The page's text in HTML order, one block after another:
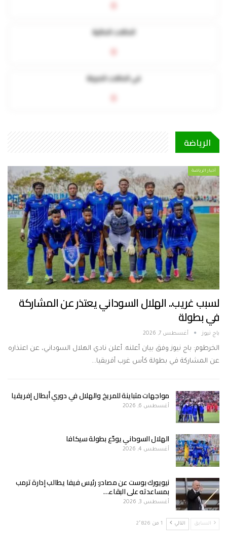
في الحالات الحرجة
الرياضة
أخبار الرياضة
لسبب غريب.. الهلال السوداني يعتذر عن المشاركة
في بطولة
باج نيوز أغسطس 7, 2026
الخرطوم: باج نيوز وفق بيان أعلنه. أعلن نادي الهلال السوداني، عن اعتذاره
عن المشاركة في بطولة كأس غرب أفريقيا…
مواجهات متباينة للمريخ والهلال في دوري أبطال إفريقيا
أغسطس 6, 2026
الهلال السوداني يودّع بطولة سيكافا
أغسطس 4, 2026
نيويورك بوست عن مصادر: رئيس فيفا يطالب إدارة ترمب
بمساعدته على البقاء…
أغسطس 3, 2026
السابق التالي 1 من 2٬826